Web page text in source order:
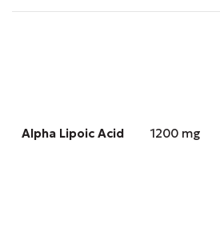
Alpha Lipoic Acid 1200 mg